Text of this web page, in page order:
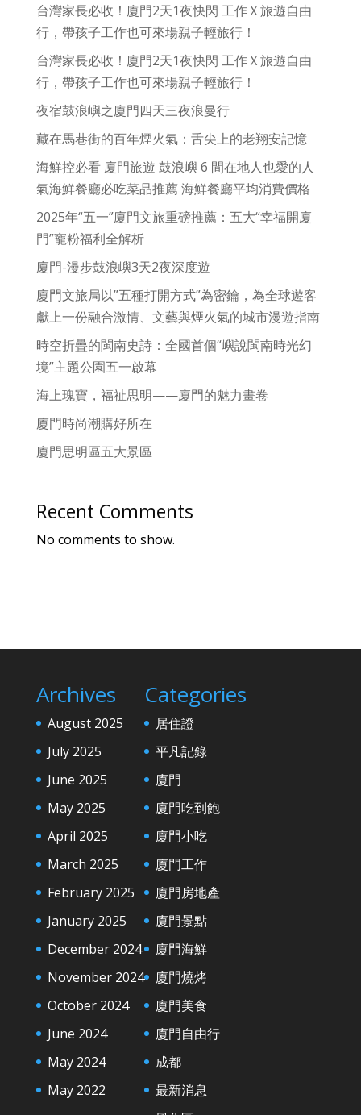
台灣家長必收！廈門2天1夜快閃 工作Ｘ旅遊自由
行，帶孩子工作也可來場親子輕旅行！
台灣家長必收！廈門2天1夜快閃 工作Ｘ旅遊自由
行，帶孩子工作也可來場親子輕旅行！
夜宿鼓浪嶼之廈門四天三夜浪曼行
藏在馬巷街的百年煙火氣：舌尖上的老翔安記憶
海鮮控必看 廈門旅遊 鼓浪嶼 6 間在地人也愛的人
氣海鮮餐廳必吃菜品推薦 海鮮餐廳平均消費價格
2025年“五一”廈門文旅重磅推薦：五大“幸福開廈
門”寵粉福利全解析
廈門-漫步鼓浪嶼3天2夜深度遊
廈門文旅局以”五種打開方式”為密鑰，為全球遊客
獻上一份融合激情、文藝與煙火氣的城市漫遊指南
時空折疊的閩南史詩：全國首個“嶼說閩南時光幻
境”主題公園五一啟幕
海上瑰寶，福祉思明——廈門的魅力畫卷
廈門時尚潮購好所在
廈門思明區五大景區
Recent Comments
No comments to show.
Archives
August 2025
July 2025
June 2025
May 2025
April 2025
March 2025
February 2025
January 2025
December 2024
November 2024
October 2024
June 2024
May 2024
May 2022
Categories
居住證
平凡記錄
廈門
廈門吃到飽
廈門小吃
廈門工作
廈門房地產
廈門景點
廈門海鮮
廈門燒烤
廈門美食
廈門自由行
成都
最新消息